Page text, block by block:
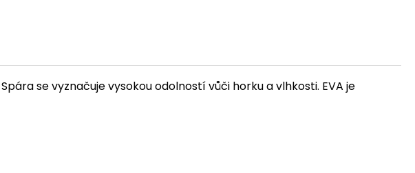
se vyznačuje vysokou odolností vůči horku a vlhkosti. EVA je